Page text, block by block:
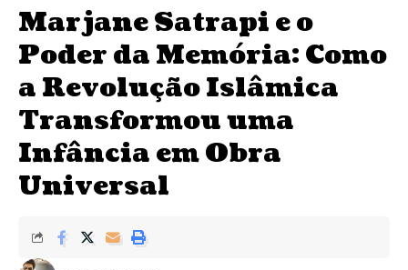
Marjane Satrapi e o
Poder da Memória: Como
a Revolução Islâmica
Transformou uma
Infância em Obra
Universal